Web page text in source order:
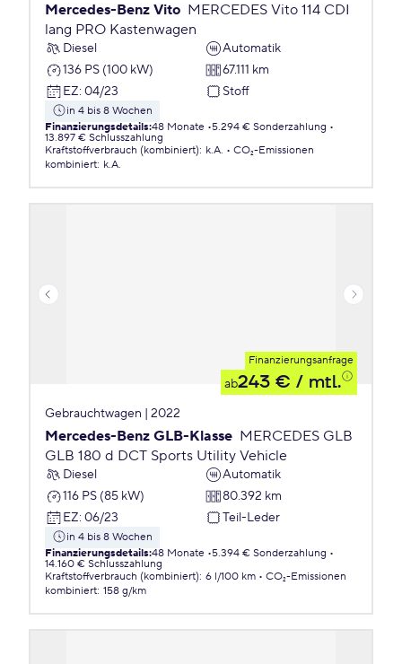
Mercedes-Benz Vito MERCEDES Vito 114 CDI
lang PRO Kastenwagen
Diesel
Automatik
136 PS (100 kW)
67.111 km
EZ: 04/23 Stoff
in 4 bis 8 Wochen
Finanzierungsdetails:48 Monate 5.294 € Sonderzahlung
13.897 € Schlusszahlung
Kraftstoffverbrauch (kombiniert): k.A.
CO₂-Emissionen
kombiniert: k.A.
Finanzierungsanfrage
ab243 € / mtl.
Gebrauchtwagen | 2022
Mercedes-Benz GLB-Klasse MERCEDES GLB
GLB 180 d DCT Sports Utility Vehicle
Diesel
Automatik
116 PS (85 kW)
80.392 km
EZ: 06/23 Teil-Leder
in 4 bis 8 Wochen
Finanzierungsdetails:48 Monate 5.394 € Sonderzahlung
14.160 € Schlusszahlung
Kraftstoffverbrauch (kombiniert): 6 l/100 km
CO₂-Emissionen
kombiniert: 158 g/km